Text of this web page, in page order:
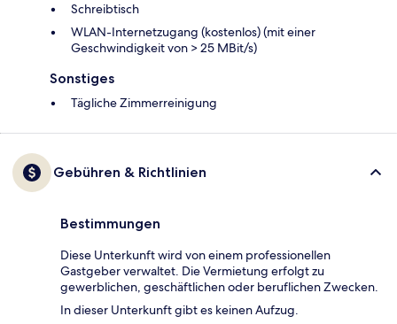
Schreibtisch
WLAN-Internetzugang (kostenlos) (mit einer
Geschwindigkeit von > 25 MBit/s)
Sonstiges
Tägliche Zimmerreinigung
Gebühren & Richtlinien
Bestimmungen
Diese Unterkunft wird von einem professionellen
Gastgeber verwaltet. Die Vermietung erfolgt zu
gewerblichen, geschäftlichen oder beruflichen Zwecken.
In dieser Unterkunft gibt es keinen Aufzug.